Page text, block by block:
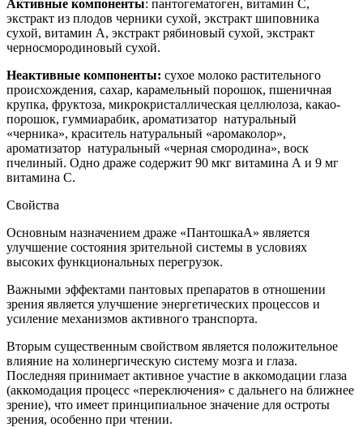
Активные компоненты: пантогематоген, витамин С,
экстракт из плодов черники сухой, экстракт шиповника
сухой, витамин А, экстракт рябиновый сухой, экстракт
черносмородиновый сухой.
Неактивные компоненты: сухое молоко растительного
происхождения, сахар, карамельный порошок, пшеничная
крупка, фруктоза, микрокристаллическая целлюлоза, какао-
порошок, гуммиарабик, ароматизатор натуральный
«черника», краситель натуральный «аромаколор»,
ароматизатор натуральный «черная смородина», воск
пчелиный. Одно драже содержит 90 мкг витамина А и 9 мг
витамина С.
Свойства
Основным назначением драже «Пантошка­А» является
улучшение состояния зрительной системы в условиях
высоких функциональных перегрузок.
Важными эффектами пантовых препаратов в отношении
зрения является улучшение энергетических процессов и
усиление механизмов активного транспорта.
Вторым существенным свойством является положительное
влияние на холинергическую систему мозга и глаза.
Последняя принимает активное участие в аккомодации глаза
(аккомодация процесс «переключения» с дальнего на ближнее
зрение), что имеет принципиальное значение для остроты
зрения, особенно при чтении.